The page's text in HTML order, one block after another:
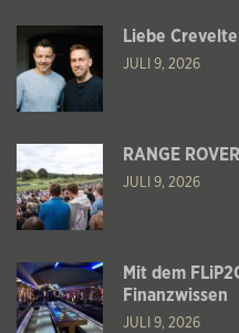
Liebe
JULI 9, 2026
RANGE
JULI 9, 2026
Mit dem
Finanzwissen
JULI 9, 2026